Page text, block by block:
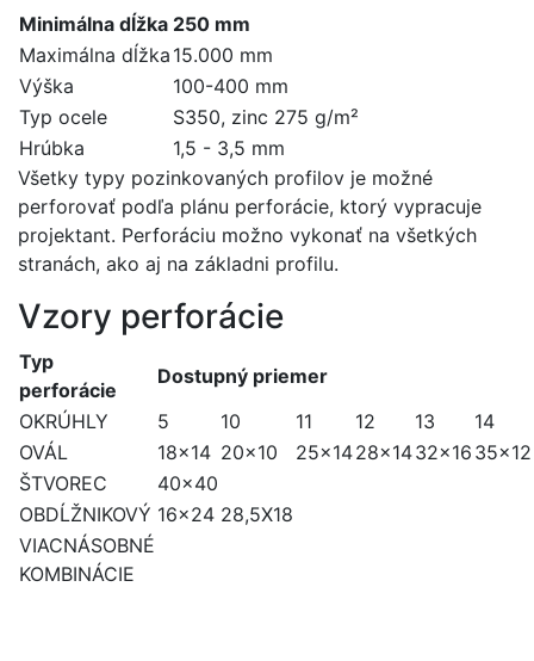
Minimálna dĺžka 250 mm
Maximálna dĺžka 15.000 mm
Výška
100-400 mm
Typ ocele
S350, zinc 275 g/m²
Hrúbka
1,5 - 3,5 mm
Všetky typy pozinkovaných profilov je možné
perforovať podľa plánu perforácie, ktorý vypracuje
projektant. Perforáciu možno vykonať na všetkých
stranách, ako aj na základni profilu.
Vzory perforácie
Typ
perforácie
Dostupný priemer
OKRÚHLY
5 10 11 12 13
14
OVÁL
18x14 20x10 25x1428x1432x16 35x12
ŠTVOREC
40x40
OBDĹŽNIKOVÝ 16x24 28,5X18
VIACNÁSOBNÉ
KOMBINÁCIE